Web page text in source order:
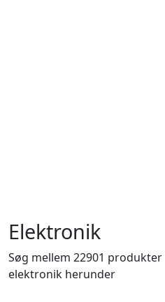
Elektronik
Søg mellem 22901
elektronik herunder